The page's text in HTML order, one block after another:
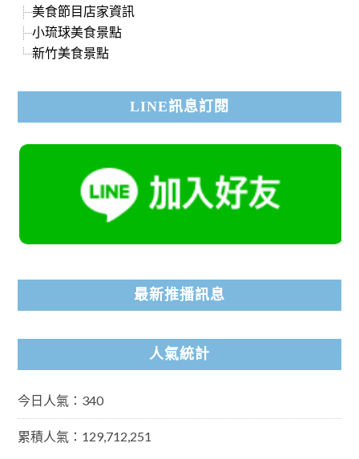
美食節目店家資訊
小琉球美食景點
新竹美食景點
LINE訊息訂閱
最新推播訊息
人氣統計
今日人氣：340
累積人氣：129,712,251